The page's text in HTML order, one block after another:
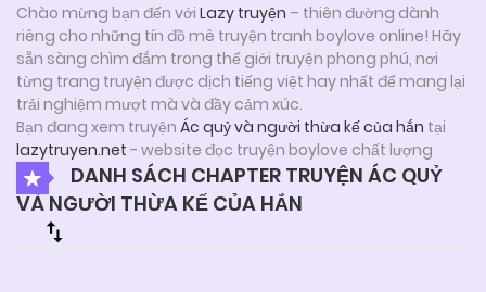
Chào mừng bạn đến với Lazy truyện – thiên đường dành
riêng cho những tín đồ mê truyện tranh boylove online! Hãy
sẵn sàng chìm đắm trong thế giới truyện phong phú, nơi
từng trang truyện được dịch tiếng việt hay nhất để mang lại
trải nghiệm mượt mà và đầy cảm xúc.
Bạn đang xem truyện Ác quỷ và người thừa kế của hắn tại
lazytruyen.net - website đọc truyện boylove chất lượng
DANH SÁCH CHAPTER TRUYỆN ÁC QUỶ
VÀ NGƯỜI THỪA KẾ CỦA HẮN